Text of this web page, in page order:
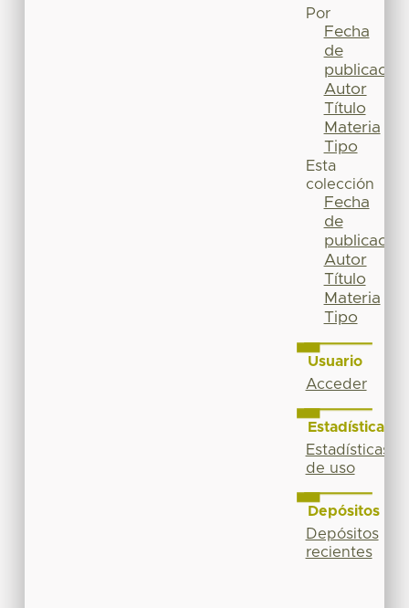
Por
Fecha
de
publicación
Autor
Título
Materia
Tipo
Esta
colección
Fecha
de
publicación
Autor
Título
Materia
Tipo
Usuario
Acceder
Estadísticas
Estadísticas
de uso
Depósitos
Depósitos
recientes